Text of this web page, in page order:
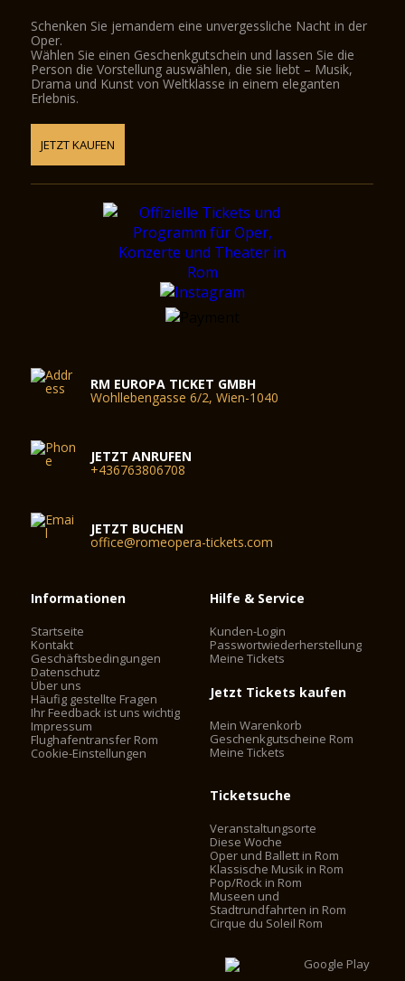
Schenken Sie jemandem eine unvergessliche Nacht in der
Oper.
Wählen Sie einen Geschenkgutschein und lassen Sie die
Person die Vorstellung auswählen, die sie liebt – Musik,
Drama und Kunst von Weltklasse in einem eleganten
Erlebnis.
JETZT KAUFEN
RM EUROPA TICKET GMBH
Wohllebengasse 6/2, Wien-1040
JETZT ANRUFEN
+436763806708
JETZT BUCHEN
office@romeopera-tickets.com
Informationen
Startseite
Kontakt
Geschäftsbedingungen
Datenschutz
Über uns
Häufig gestellte Fragen
Ihr Feedback ist uns wichtig
Impressum
Flughafentransfer Rom
Cookie-Einstellungen
Hilfe & Service
Kunden-Login
Passwortwiederherstellung
Meine Tickets
Jetzt Tickets kaufen
Mein Warenkorb
Geschenkgutscheine Rom
Meine Tickets
Ticketsuche
Veranstaltungsorte
Diese Woche
Oper und Ballett in Rom
Klassische Musik in Rom
Pop/Rock in Rom
Museen und
Stadtrundfahrten in Rom
Cirque du Soleil Rom